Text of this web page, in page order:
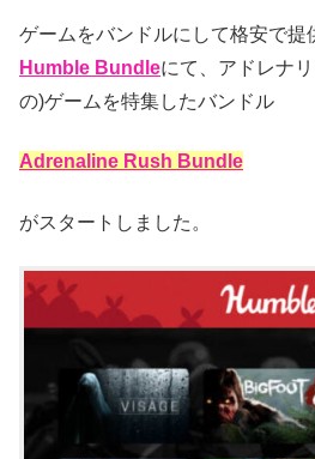
ゲームをバンドルにして格安で提
Humble Bundleにて、アドレナ
の)ゲームを特集したバンドル
Adrenaline Rush Bundle
がスタートしました。